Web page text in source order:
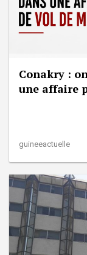
Conakry :
une affaire
guineeactuelle